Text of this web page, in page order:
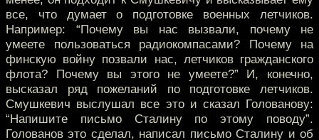
все, что думает о подготовке военных летчиков.
Например: “Почему вы нас вызвали, почему не
умеете пользоваться радиокомпасами? Почему на
финскую войну позвали нас, летчиков гражданского
флота? Почему вы этого не умеете?” И, конечно,
высказал ряд пожеланий по подготовке летчиков.
Смушкевич выслушал все это и сказал Голованову:
“Напишите письмо Сталину по этому поводу”.
Голованов это сделал, написал письмо Сталину и об